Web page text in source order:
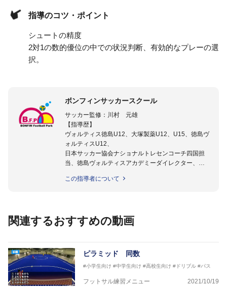
指導のコツ・ポイント
シュートの精度
2対1の数的優位の中での状況判断、有効的なプレーの選
択。
ボンフィンサッカースクール
サッカー監修：川村 元雄
【指導歴】
ヴォルティス徳島U12、大塚製薬U12、U15、徳島ヴ
ォルティスU12、
日本サッカー協会ナショナルトレセンコーチ四国担
当、徳島ヴォルティスアカデミーダイレクター、
日本サッカー協会公認B級養成講習会インストラクタ
協会公認キッズリーダーチーフインストラクター
【指導歴】
FリーグU23選抜監督、ミャンマー女子フットサル代
表監督
日本サッカー協会フットサルインストラクター、AFC
（アジアサッカー連盟）フットサルインストラクター
この指導者について
関連するおすすめの動画
ピラミッド 同数
#小学生向け #中学生向け #高校生向け #ドリブル #パス
フットサル練習メニュー 2021/10/19